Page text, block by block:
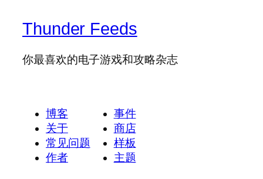
Thunder Feeds
你最喜欢的电子游戏和攻略杂志
博客
关于
常见问题
作者
事件
商店
样板
主题